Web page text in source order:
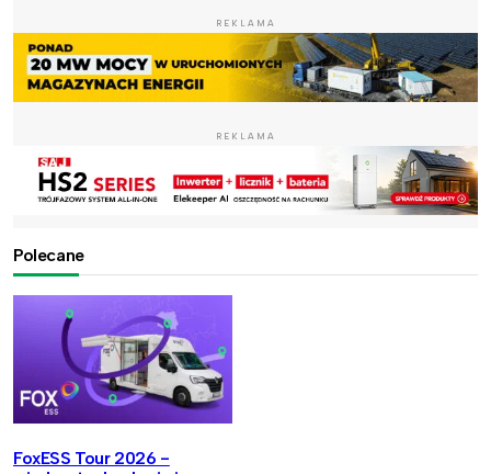
REKLAMA
REKLAMA
Polecane
FoxESS Tour 2026 -